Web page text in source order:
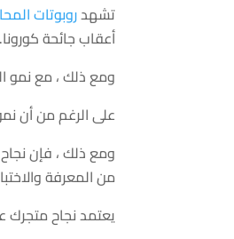
تشهدروبوتات
أعقاب جائحة كورونا.
ومع ذلك ، مع نمو
على الرغم من أن
من المعرفة
يعتمد نجاح متجرك على